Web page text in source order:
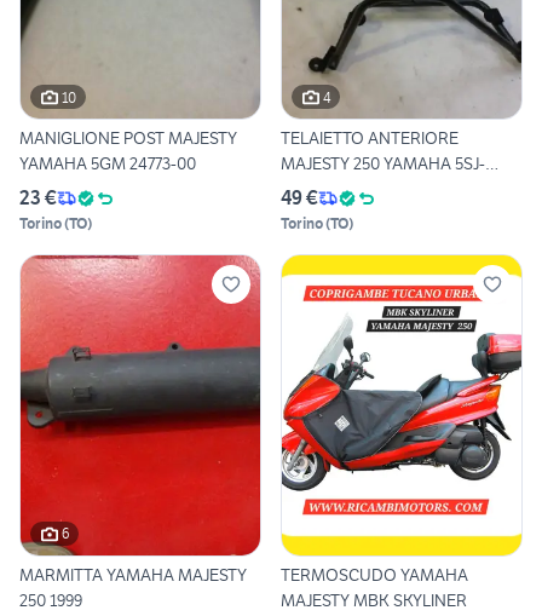
10
MANIGLIONE POST MAJESTY
YAMAHA 5GM 24773-00
23 €
Torino(TO)
4
TELAIETTO ANTERIORE
MAJESTY 250 YAMAHA 5SJ-
28356-1
49 €
Torino(TO)
6
MARMITTA YAMAHA MAJESTY
250 1999
TERMOSCUDO YAMAHA
MAJESTY MBK SKYLINER